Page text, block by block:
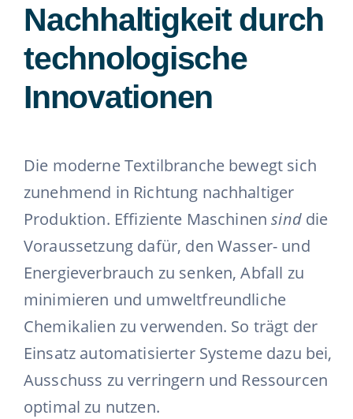
Nachhaltigkeit durch
technologische
Innovationen
Die moderne Textilbranche bewegt sich
zunehmend in Richtung nachhaltiger
Produktion. Effiziente Maschinensinddie
Voraussetzung dafür, den Wasser- und
Energieverbrauch zu senken, Abfall zu
minimieren und umweltfreundliche
Chemikalien zu verwenden. So trägt der
Einsatz automatisierter Systeme dazu bei,
Ausschuss zu verringern und Ressourcen
optimal zu nutzen.